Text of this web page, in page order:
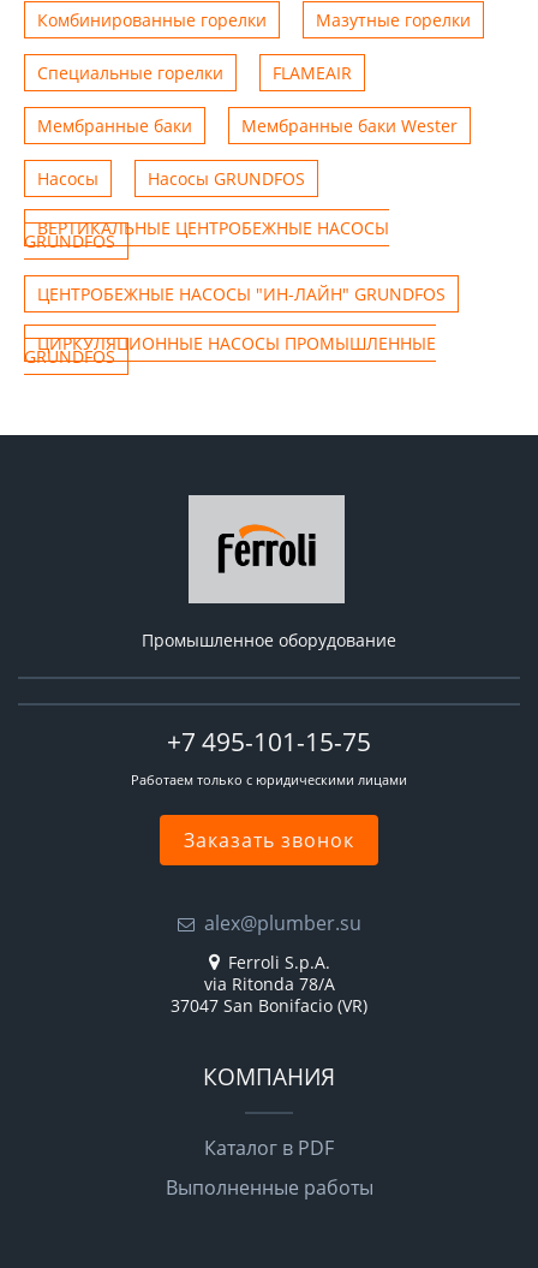
Комбинированные горелки Мазутные горелки
Специальные горелки FLAMEAIR
Мембранные баки Мембранные баки Wester
Насосы Насосы GRUNDFOS
ВЕРТИКАЛЬНЫЕ ЦЕНТРОБЕЖНЫЕ НАСОСЫ
GRUNDFOS
ЦЕНТРОБЕЖНЫЕ НАСОСЫ "ИН-ЛАЙН" GRUNDFOS
ЦИРКУЛЯЦИОННЫЕ НАСОСЫ ПРОМЫШЛЕННЫЕ
GRUNDFOS
Промышленное оборудование
+7 495-101-15-75
Работаем только с юридическими лицами
Заказать звонок
alex@plumber.su
Ferroli S.p.A.
via Ritonda 78/A
37047 San Bonifacio (VR)
КОМПАНИЯ
Каталог в PDF
Выполненные работы